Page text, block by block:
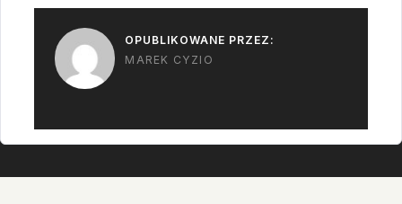
OPUBLIKOWANE PRZEZ:
MAREK CYZIO